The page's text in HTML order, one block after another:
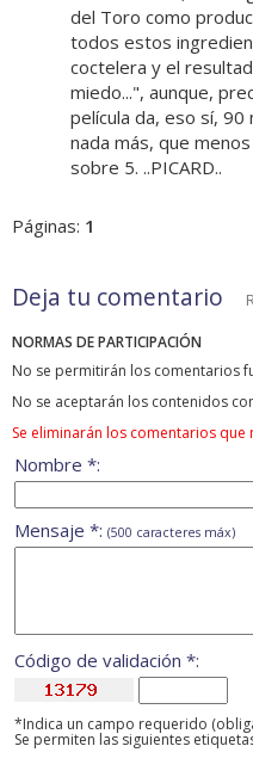
del Toro como
todos estos
coctelera y el
miedo...", aunque,
película da, eso sí,
nada más, que
sobre 5. ..PICARD..
Páginas: 1
Deja tu comentario
NORMAS DE PARTICIPACIÓN
No se permitirán los comentarios
No se aceptarán los contenidos
Se eliminarán los comentarios
Nombre *:
Mensaje *: (500 caracteres máx)
Código de validación *:
*Indica un campo requerido
Se permiten las siguientes